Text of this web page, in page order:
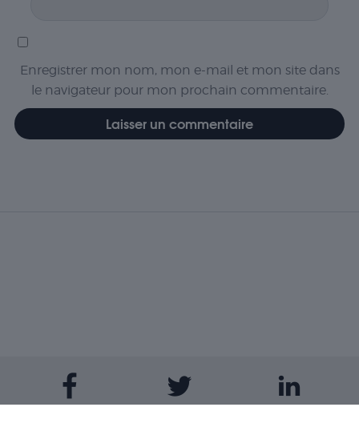
Enregistrer mon nom, mon e-mail et mon site dans
le navigateur pour mon prochain commentaire.